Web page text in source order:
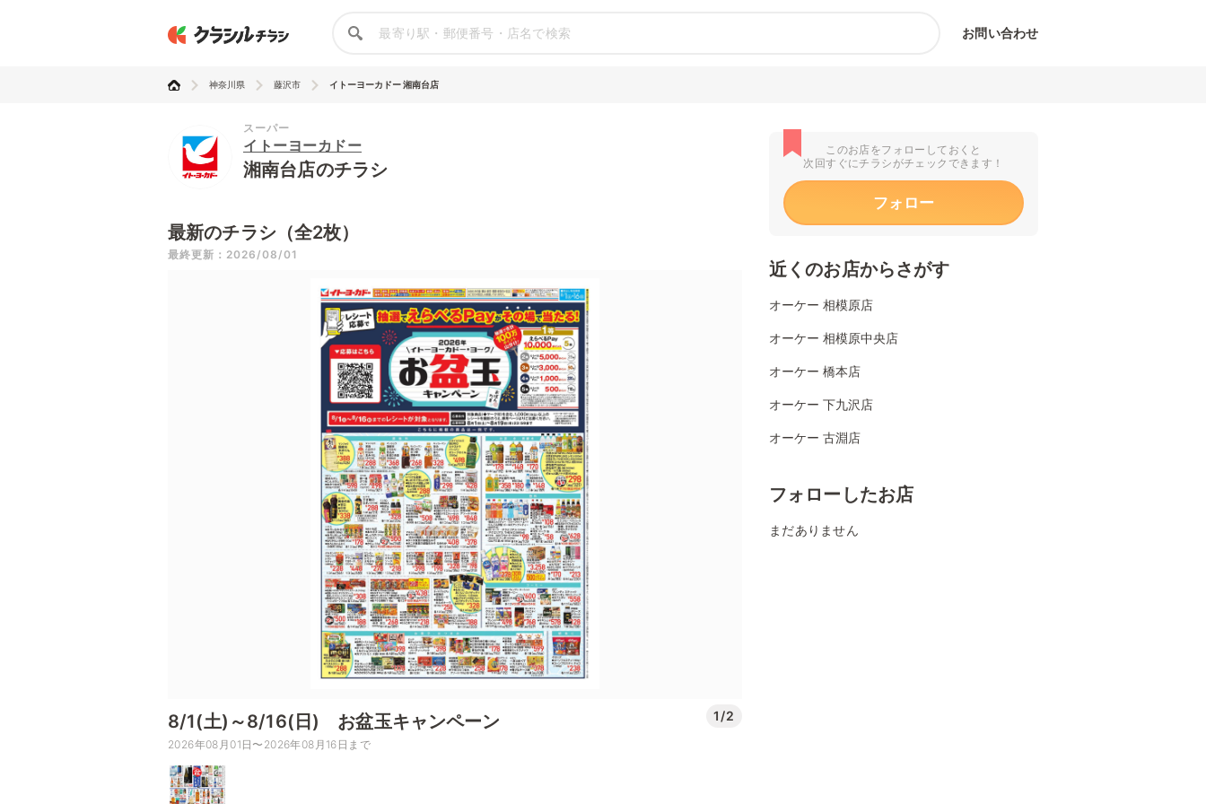
お問い合わせ
神奈川県 藤沢市 イトーヨーカドー 湘南台店
スーパー
イトーヨーカドー
湘南台店のチラシ
最新のチラシ（全2枚）
最終更新：2026/08/01
8/1(土)～8/16(日) お盆玉キャンペーン 1/2
2026年08月01日〜2026年08月16日まで
このお店をフォローしておくと
次回すぐにチラシがチェックできます！
フォロー
近くのお店からさがす
オーケー 相模原店
オーケー 相模原中央店
オーケー 橋本店
オーケー 下九沢店
オーケー 古淵店
フォローしたお店
まだありません